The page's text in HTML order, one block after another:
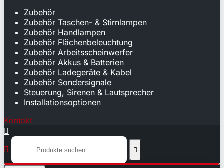
Zubehör
Zubehör Taschen- & Stirnlampen
Zubehör Handlampen
Zubehör Flächenbeleuchtung
Zubehör Arbeitsscheinwerfer
Zubehör Akkus & Batterien
Zubehör Ladegeräte & Kabel
Zubehör Sondersignale
Steuerung, Sirenen & Lautsprecher
Installationsoptionen
Kontakt


